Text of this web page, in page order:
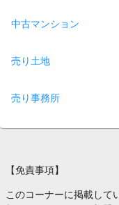
中古マンション
売り土地
売り事務所
【免責事項】
このコーナーに掲載して